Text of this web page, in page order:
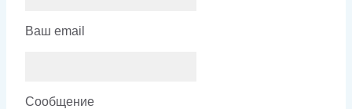
Ваш email
Сообщение